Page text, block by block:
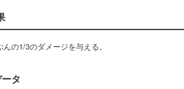
の1/3のダメージを与える。
タ